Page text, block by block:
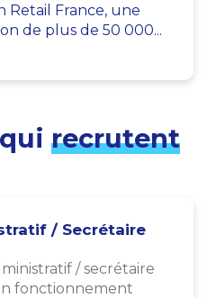
Retail France, une
de plus de 50 000...
recrutent
/ Secrétaire
/ secrétaire
fonctionnement